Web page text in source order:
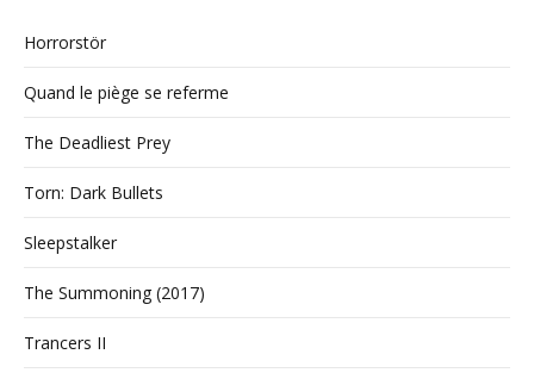
Horrorstör
Quand le piège se referme
The Deadliest Prey
Torn: Dark Bullets
Sleepstalker
The Summoning (2017)
Trancers II